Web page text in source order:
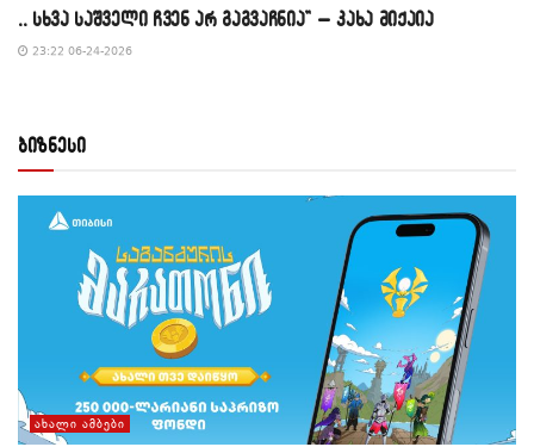
,, სხვა საშველი ჩვენ არ გაგვაჩნია” – კახა მიქაია
23:22 06-24-2026
ბიზნესი
ᲐᲮᲐᲚᲘ ᲐᲛᲑᲔᲑᲘ